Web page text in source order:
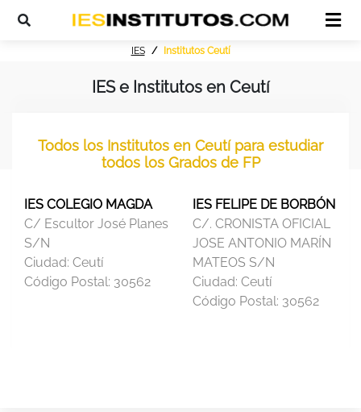
IES Institutos Ceutí
IES e Institutos en Ceutí
Todos los Institutos en Ceutí para estudiar
todos los Grados de FP
IES COLEGIO MAGDA
C/ Escultor José Planes
S/N
Ciudad: Ceutí
Código Postal: 30562
IES FELIPE DE BORBÓN
C/. CRONISTA OFICIAL
JOSE ANTONIO MARÍN
MATEOS S/N
Ciudad: Ceutí
Código Postal: 30562